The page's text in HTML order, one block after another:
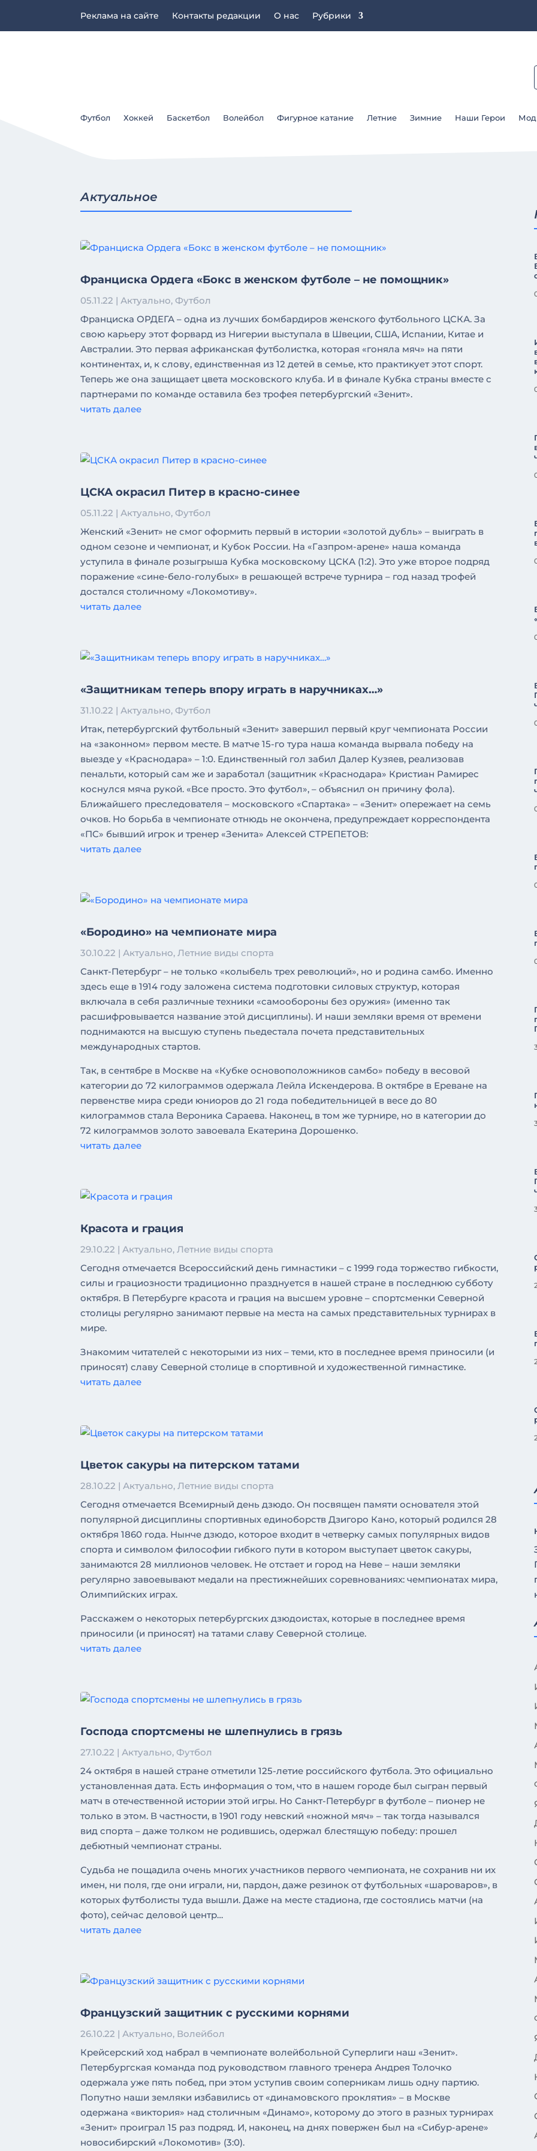
Реклама на сайте Контакты редакции О нас Рубрики
Футбол Хоккей Баскетбол Волейбол Фигурное катание Летние Зимние Наши Герои
Актуальное
Франциска Ордега «Бокс в женском футболе – не помощник»
05.11.22 |Актуально,Футбол
Франциска ОРДЕГА – одна из лучших бомбардиров женского футбольного ЦСКА. За
свою карьеру этот форвард из Нигерии выступала в Швеции, США, Испании, Китае и
Австралии. Это первая африканская футболистка, которая «гоняла мяч» на пяти
континентах, и, к слову, единственная из 12 детей в семье, кто практикует этот спорт.
Теперь же она защищает цвета московского клуба. И в финале Кубка страны вместе с
партнерами по команде оставила без трофея петербургский «Зенит».
читать далее
ЦСКА окрасил Питер в красно-синее
05.11.22 |Актуально,Футбол
Женский «Зенит» не смог оформить первый в истории «золотой дубль» – выиграть в
одном сезоне и чемпионат, и Кубок России. На «Газпром-арене» наша команда
уступила в финале розыгрыша Кубка московскому ЦСКА (1:2). Это уже второе подряд
поражение «сине-бело-голубых» в решающей встрече турнира – год назад трофей
достался столичному «Локомотиву».
читать далее
«Защитникам теперь впору играть в наручниках…»
31.10.22 |Актуально,Футбол
Итак, петербургский футбольный «Зенит» завершил первый круг чемпионата России
на «законном» первом месте. В матче 15-го тура наша команда вырвала победу на
выезде у «Краснодара» – 1:0. Единственный гол забил Далер Кузяев, реализовав
пенальти, который сам же и заработал (защитник «Краснодара» Кристиан Рамирес
коснулся мяча рукой. «Все просто. Это футбол», – объяснил он причину фола).
Ближайшего преследователя – московского «Спартака» – «Зенит» опережает на семь
очков. Но борьба в чемпионате отнюдь не окончена, предупреждает корреспондента
«ПС» бывший игрок и тренер «Зенита» Алексей СТРЕПЕТОВ:
читать далее
«Бородино» на чемпионате мира
30.10.22 |Актуально,Летние виды спорта
Санкт-Петербург – не только «колыбель трех революций», но и родина самбо. Именно
здесь еще в 1914 году заложена система подготовки силовых структур, которая
включала в себя различные техники «самообороны без оружия» (именно так
расшифровывается название этой дисциплины). И наши земляки время от времени
поднимаются на высшую ступень пьедестала почета представительных
международных стартов.
Так, в сентябре в Москве на «Кубке основоположников самбо» победу в весовой
категории до 72 килограммов одержала Лейла Искендерова. В октябре в Ереване на
первенстве мира среди юниоров до 21 года победительницей в весе до 80
килограммов стала Вероника Сараева. Наконец, в том же турнире, но в категории до
72 килограммов золото завоевала Екатерина Дорошенко.
читать далее
Красота и грация
29.10.22 |Актуально,Летние виды спорта
Сегодня отмечается Всероссийский день гимнастики – с 1999 года торжество гибкости,
силы и грациозности традиционно празднуется в нашей стране в последнюю субботу
октября. В Петербурге красота и грация на высшем уровне – спортсменки Северной
столицы регулярно занимают первые на места на самых представительных турнирах в
мире.
Знакомим читателей с некоторыми из них – теми, кто в последнее время приносили (и
приносят) славу Северной столице в спортивной и художественной гимнастике.
читать далее
Цветок сакуры на питерском татами
28.10.22 |Актуально,Летние виды спорта
Сегодня отмечается Всемирный день дзюдо. Он посвящен памяти основателя этой
популярной дисциплины спортивных единоборств Дзигоро Кано, который родился 28
октября 1860 года. Нынче дзюдо, которое входит в четверку самых популярных видов
спорта и символом философии гибкого пути в котором выступает цветок сакуры,
занимаются 28 миллионов человек. Не отстает и город на Неве – наши земляки
регулярно завоевывают медали на престижнейших соревнованиях: чемпионатах мира,
Олимпийских играх.
Расскажем о некоторых петербургских дзюдоистах, которые в последнее время
приносили (и приносят) на татами славу Северной столице.
читать далее
Господа спортсмены не шлепнулись в грязь
27.10.22 |Актуально,Футбол
24 октября в нашей стране отметили 125-летие российского футбола. Это официально
установленная дата. Есть информация о том, что в нашем городе был сыгран первый
матч в отечественной истории этой игры. Но Санкт-Петербург в футболе – пионер не
только в этом. В частности, в 1901 году невский «ножной мяч» – так тогда назывался
вид спорта – даже толком не родившись, одержал блестящую победу: прошел
дебютный чемпионат страны.
Судьба не пощадила очень многих участников первого чемпионата, не сохранив ни их
имен, ни поля, где они играли, ни, пардон, даже резинок от футбольных «шароваров», в
которых футболисты туда вышли. Даже на месте стадиона, где состоялись матчи (на
фото), сейчас деловой центр…
читать далее
Французский защитник с русскими корнями
26.10.22 |Актуально, Волейбол
Крейсерский ход набрал в чемпионате волейбольной Суперлиги наш «Зенит».
Петербургская команда под руководством главного тренера Андрея Толочко
одержала уже пять побед, при этом уступив своим соперникам лишь одну партию.
Попутно наши земляки избавились от «динамовского проклятия» – в Москве
одержана «виктория» над столичным «Динамо», которому до этого в разных турнирах
«Зенит» проиграл 15 раз подряд. И, наконец, на днях повержен был на «Сибур-арене»
новосибирский «Локомотив» (3:0).